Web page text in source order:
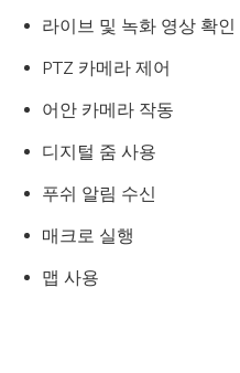
라이브 및 녹화 영상 확인
PTZ 카메라 제어
어안 카메라 작동
디지털 줌 사용
푸쉬 알림 수신
매크로 실행
맵 사용